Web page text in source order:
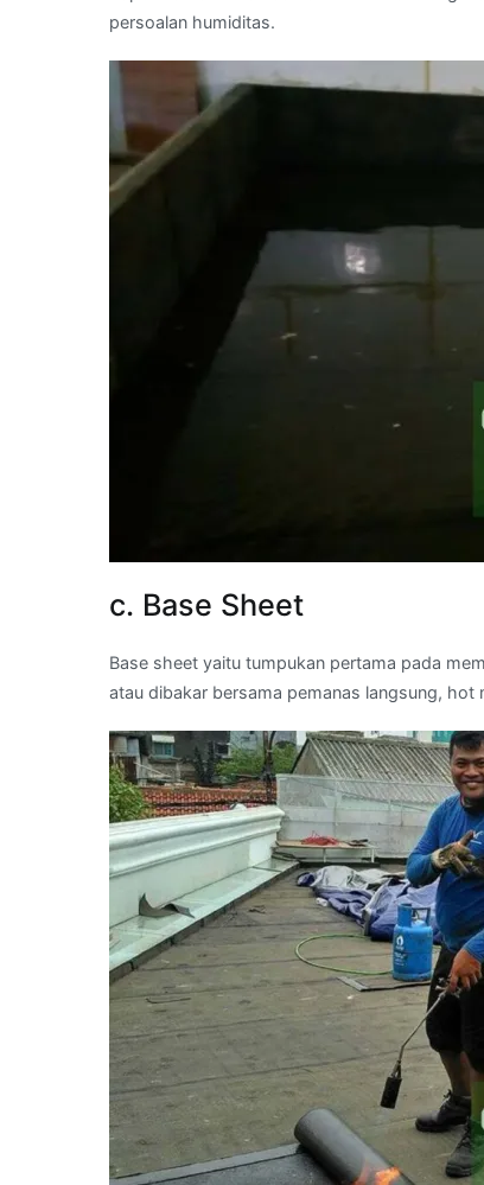
persoalan humiditas.
c. Base Sheet
Base sheet yaitu tumpukan pertama pada
atau dibakar bersama pemanas langsung, hot